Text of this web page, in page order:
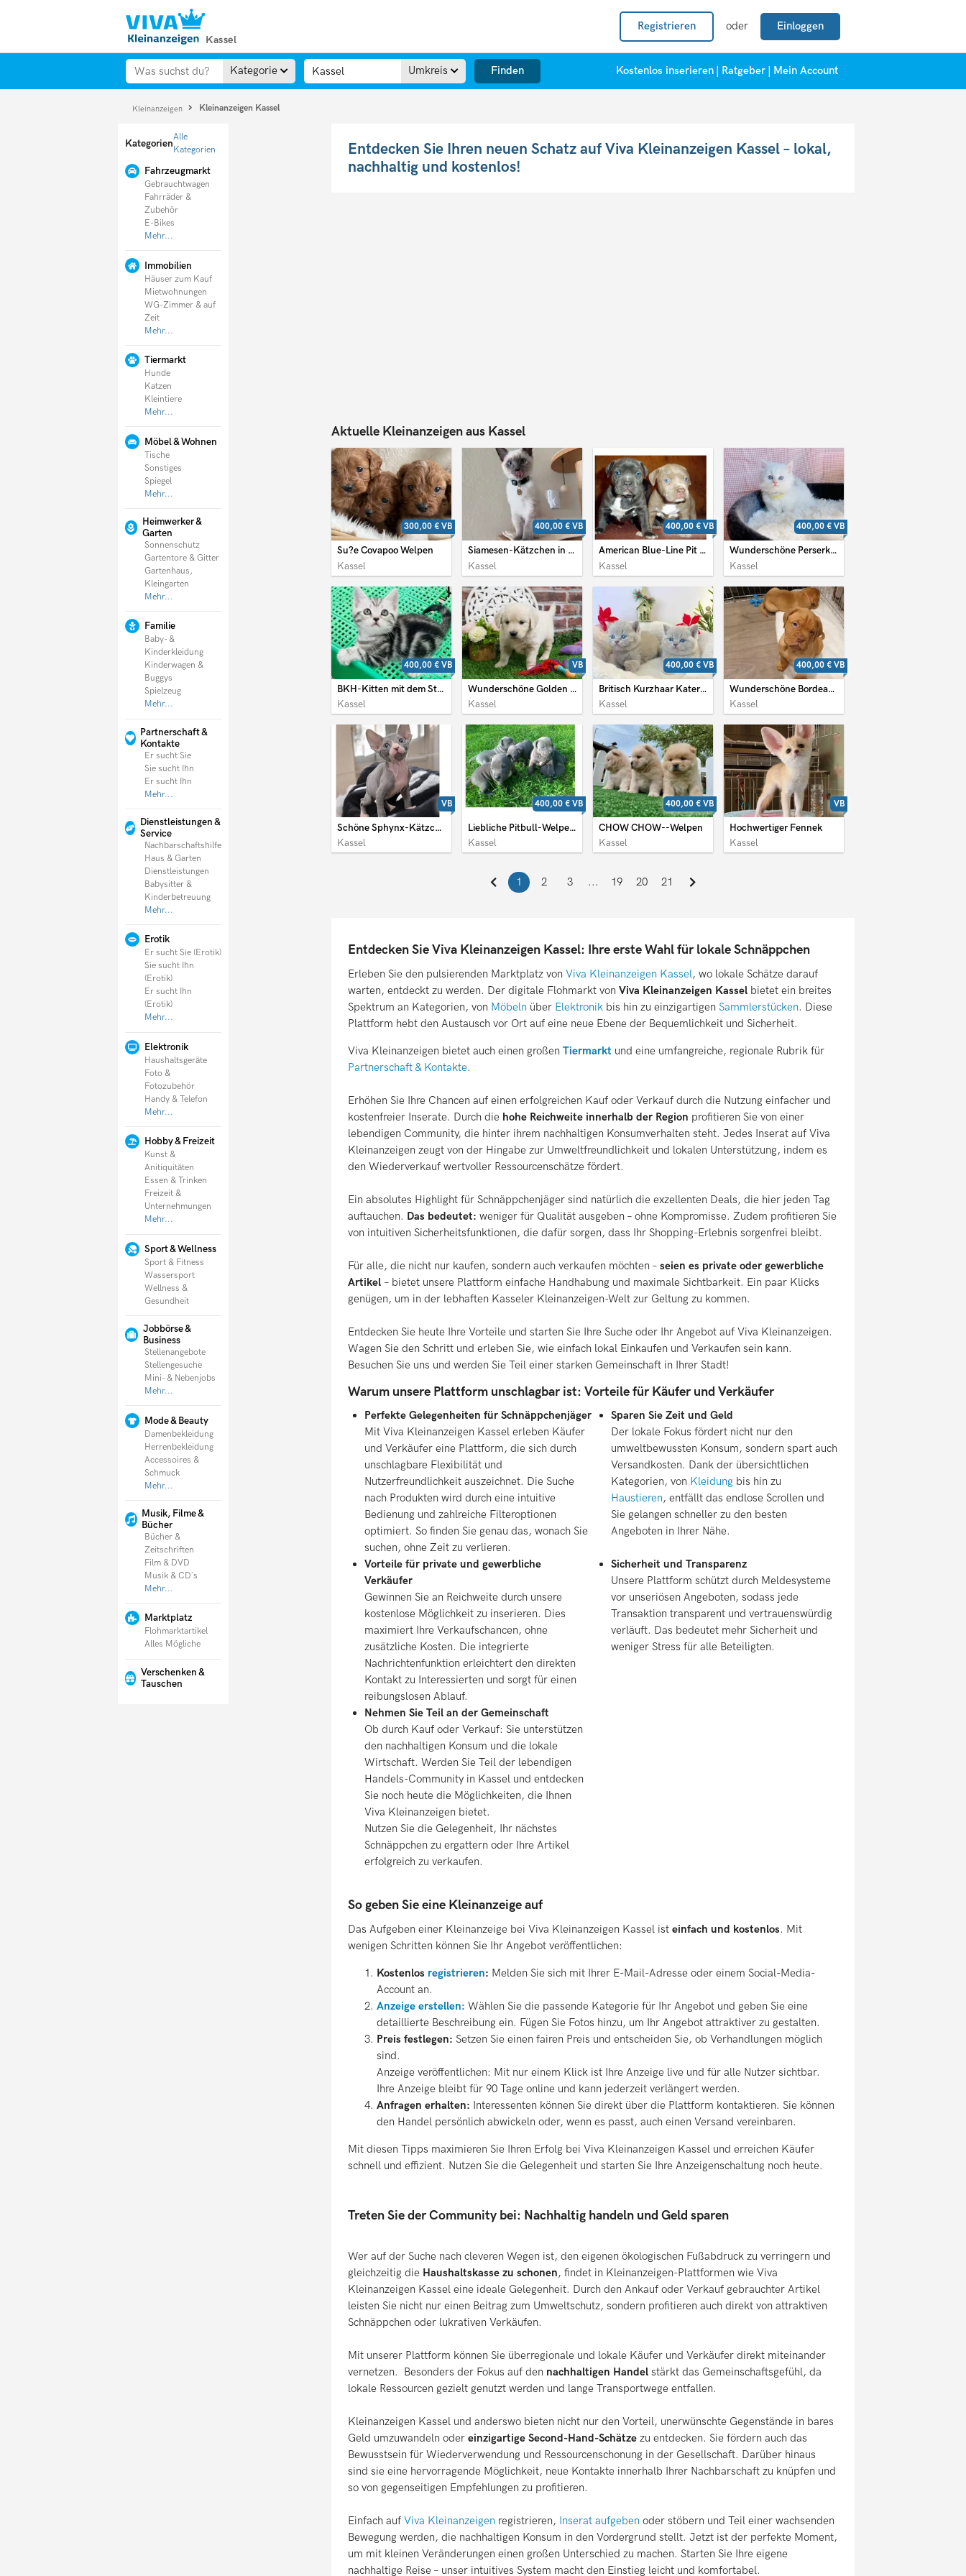
Kassel
Registrieren oder Einloggen
Kategorie Umkreis Finden Kostenlos inserieren Ratgeber Mein Account
Kleinanzeigen Kleinanzeigen Kassel
Kategorien
Alle
Kategorien
Fahrzeugmarkt
Gebrauchtwagen
Fahrräder &
Zubehör
E-Bikes
Mehr...
Immobilien
Häuser zum Kauf
Mietwohnungen
WG-Zimmer & auf
Zeit
Mehr...
Tiermarkt
Hunde
Katzen
Kleintiere
Mehr...
Möbel & Wohnen
Tische
Sonstiges
Spiegel
Mehr...
Heimwerker &
Garten
Sonnenschutz
Gartentore & Gitter
Gartenhaus,
Kleingarten
Mehr...
Familie
Baby- &
Kinderkleidung
Kinderwagen &
Buggys
Spielzeug
Mehr...
Partnerschaft &
Kontakte
Er sucht Sie
Sie sucht Ihn
Er sucht Ihn
Mehr...
Dienstleistungen &
Service
Nachbarschaftshilfe
Haus & Garten
Dienstleistungen
Babysitter &
Kinderbetreuung
Mehr...
Erotik
Er sucht Sie (Erotik)
Sie sucht Ihn
(Erotik)
Er sucht Ihn
(Erotik)
Mehr...
Elektronik
Haushaltsgeräte
Foto &
Fotozubehör
Handy & Telefon
Mehr...
Hobby & Freizeit
Kunst &
Anitiquitäten
Essen & Trinken
Freizeit &
Unternehmungen
Mehr...
Sport & Wellness
Sport & Fitness
Wassersport
Wellness &
Gesundheit
Jobbörse &
Business
Stellenangebote
Stellengesuche
Mini- & Nebenjobs
Mehr...
Mode & Beauty
Damenbekleidung
Herrenbekleidung
Accessoires &
Schmuck
Mehr...
Musik, Filme &
Bücher
Bücher &
Zeitschriften
Film & DVD
Musik & CD´s
Mehr...
Marktplatz
Flohmarktartikel
Alles Mögliche
Verschenken &
Tauschen
Entdecken Sie Ihren neuen Schatz auf Viva Kleinanzeigen Kassel – lokal,
nachhaltig und kostenlos!
Aktuelle Kleinanzeigen aus Kassel
Su?e Covapoo Welpen
Kassel
300,00 € VB
Siamesen-Kätzchen in Kassel
Kassel
400,00 € VB
American Blue-Line Pit Bull Terrier Welpen
Kassel
400,00 € VB
Wunderschöne Perserkätzchen
Kassel
400,00 € VB
BKH-Kitten mit dem Stammbaum
Kassel
400,00 € VB
Wunderschöne Golden Retriever
Kassel
VB
Britisch Kurzhaar Kater und Katzen
Kassel
400,00 € VB
Wunderschöne Bordeauxdoggenwelpen
Kassel
400,00 € VB
Schöne Sphynx-Kätzchen zu verkaufen
Kassel
VB
Liebliche Pitbull-Welpen suchen ein gutes Zuhause
Kassel
400,00 € VB
CHOW CHOW--Welpen
Kassel
400,00 € VB
Hochwertiger Fennek
Kassel
VB
1 2 3 ... 19 20 21
Entdecken Sie Viva Kleinanzeigen Kassel: Ihre erste Wahl für lokale Schnäppchen
Erleben Sie den pulsierenden Marktplatz vonViva Kleinanzeigen Kassel, wo lokale Schätze darauf
warten, entdeckt zu werden. Der digitale Flohmarkt vonViva Kleinanzeigen Kassel bietet ein breites
Spektrum an Kategorien, von Möbeln über Elektronik bis hin zu einzigartigenSammlerstücken. Diese
Plattform hebt den Austausch vor Ort auf eine neue Ebene der Bequemlichkeit und Sicherheit.
Viva Kleinanzeigen bietet auch einen großen Tiermarkt und eine umfangreiche, regionale Rubrik für
Partnerschaft & Kontakte.
Erhöhen Sie Ihre Chancen auf einen erfolgreichen Kauf oder Verkauf durch die Nutzung einfacher und
kostenfreier Inserate. Durch die hohe Reichweite innerhalb der Region profitieren Sie von einer
lebendigen Community, die hinter ihrem nachhaltigen Konsumverhalten steht. Jedes Inserat auf Viva
Kleinanzeigen zeugt von der Hingabe zur Umweltfreundlichkeit und lokalen Unterstützung, indem es
den Wiederverkauf wertvoller Ressourcenschätze fördert.
Ein absolutes Highlight für Schnäppchenjäger sind natürlich die exzellenten Deals, die hier jeden Tag
auftauchen. Das bedeutet:weniger für Qualität ausgeben – ohne Kompromisse. Zudem profitieren Sie
von intuitiven Sicherheitsfunktionen, die dafür sorgen, dass Ihr Shopping-Erlebnis sorgenfrei bleibt.
Für alle, die nicht nur kaufen, sondern auch verkaufen möchten –seien es private oder gewerbliche
Artikel – bietet unsere Plattform einfache Handhabung und maximale Sichtbarkeit. Ein paar Klicks
genügen, um in der lebhaften Kasseler Kleinanzeigen-Welt zur Geltung zu kommen.
Entdecken Sie heute Ihre Vorteile und starten Sie Ihre Suche oder Ihr Angebot auf Viva Kleinanzeigen.
Wagen Sie den Schritt und erleben Sie, wie einfach lokal Einkaufen und Verkaufen sein kann.
Besuchen Sie uns und werden Sie Teil einer starken Gemeinschaft in Ihrer Stadt!
Warum unsere Plattform unschlagbar ist: Vorteile für Käufer und Verkäufer
Perfekte Gelegenheiten für Schnäppchenjäger
Mit Viva Kleinanzeigen Kassel erleben Käufer
und Verkäufer eine Plattform, die sich durch
unschlagbare Flexibilität und
Nutzerfreundlichkeit auszeichnet. Die Suche
nach Produkten wird durch eine intuitive
Bedienung und zahlreiche Filteroptionen
optimiert. So finden Sie genau das, wonach Sie
suchen, ohne Zeit zu verlieren.
Sparen Sie Zeit und Geld
Der lokale Fokus fördert nicht nur den
umweltbewussten Konsum, sondern spart auch
Versandkosten. Dank der übersichtlichen
Kategorien, von Kleidung bis hin zu
Haustieren, entfällt das endlose Scrollen und
Sie gelangen schneller zu den besten
Angeboten in Ihrer Nähe.
Vorteile für private und gewerbliche
Verkäufer
Gewinnen Sie an Reichweite durch unsere
kostenlose Möglichkeit zu inserieren. Dies
maximiert Ihre Verkaufschancen, ohne
zusätzliche Kosten. Die integrierte
Nachrichtenfunktion erleichtert den direkten
Kontakt zu Interessierten und sorgt für einen
reibungslosen Ablauf.
Sicherheit und Transparenz
Unsere Plattform schützt durch Meldesysteme
vor unseriösen Angeboten, sodass jede
Transaktion transparent und vertrauenswürdig
verläuft. Das bedeutet mehr Sicherheit und
weniger Stress für alle Beteiligten.
Nehmen Sie Teil an der Gemeinschaft
Ob durch Kauf oder Verkauf: Sie unterstützen
den nachhaltigen Konsum und die lokale
Wirtschaft. Werden Sie Teil der lebendigen
Handels-Community in Kassel und entdecken
Sie noch heute die Möglichkeiten, die Ihnen
Viva Kleinanzeigen bietet.
Nutzen Sie die Gelegenheit, Ihr nächstes
Schnäppchen zu ergattern oder Ihre Artikel
erfolgreich zu verkaufen.
So geben Sie eine Kleinanzeige auf
Das Aufgeben einer Kleinanzeige bei Viva Kleinanzeigen Kassel isteinfach und kostenlos. Mit
wenigen Schritten können Sie Ihr Angebot veröffentlichen:
Kostenlos registrieren: Melden Sie sich mit Ihrer E-Mail-Adresse oder einem Social-Media-
Account an.
Anzeige erstellen: Wählen Sie die passende Kategorie für Ihr Angebot und geben Sie eine
detaillierte Beschreibung ein. Fügen Sie Fotos hinzu, um Ihr Angebot attraktiver zu gestalten.
Preis festlegen: Setzen Sie einen fairen Preis und entscheiden Sie, ob Verhandlungen möglich
sind.
Anzeige veröffentlichen: Mit nur einem Klick ist Ihre Anzeige live und für alle Nutzer sichtbar.
Ihre Anzeige bleibt für 90 Tage online und kann jederzeit verlängert werden.
Anfragen erhalten: Interessenten können Sie direkt über die Plattform kontaktieren. Sie können
den Handel persönlich abwickeln oder, wenn es passt, auch einen Versand vereinbaren.
Mit diesen Tipps maximieren Sie Ihren Erfolg bei Viva Kleinanzeigen Kassel und erreichen Käufer
schnell und effizient. Nutzen Sie die Gelegenheit und starten Sie Ihre Anzeigenschaltung noch heute.
Treten Sie der Community bei: Nachhaltig handeln und Geld sparen
Wer auf der Suche nach cleveren Wegen ist, den eigenen ökologischen Fußabdruck zu verringern und
gleichzeitig die Haushaltskasse zu schonen, findet in Kleinanzeigen-Plattformen wie Viva
Kleinanzeigen Kassel eine ideale Gelegenheit. Durch den Ankauf oder Verkauf gebrauchter Artikel
leisten Sie nicht nur einen Beitrag zum Umweltschutz, sondern profitieren auch direkt von attraktiven
Schnäppchen oder lukrativen Verkäufen.
Mit unserer Plattform können Sie überregionale und lokale Käufer und Verkäufer direkt miteinander
vernetzen. Besonders der Fokus auf den nachhaltigen Handel stärkt das Gemeinschaftsgefühl, da
lokale Ressourcen gezielt genutzt werden und lange Transportwege entfallen.
Kleinanzeigen Kassel und anderswo bieten nicht nur den Vorteil, unerwünschte Gegenstände in bares
Geld umzuwandeln odereinzigartige Second-Hand-Schätze zu entdecken. Sie fördern auch das
Bewusstsein für Wiederverwendung und Ressourcenschonung in der Gesellschaft. Darüber hinaus
sind sie eine hervorragende Möglichkeit, neue Kontakte innerhalb Ihrer Nachbarschaft zu knüpfen und
so von gegenseitigen Empfehlungen zu profitieren.
Einfach aufViva Kleinanzeigen registrieren, Inserat aufgeben oder stöbern und Teil einer wachsenden
Bewegung werden, die nachhaltigen Konsum in den Vordergrund stellt. Jetzt ist der perfekte Moment,
um mit kleinen Veränderungen einen großen Unterschied zu machen. Starten Sie Ihre eigene
nachhaltige Reise – unser intuitives System macht den Einstieg leicht und komfortabel.